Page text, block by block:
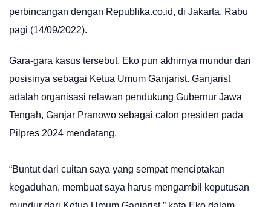
perbincangan dengan Republika.co.id, di Jakarta, Rabu
pagi (14/09/2022).
Gara-gara kasus tersebut, Eko pun akhirnya mundur dari
posisinya sebagai Ketua Umum Ganjarist. Ganjarist
adalah organisasi relawan pendukung Gubernur Jawa
Tengah, Ganjar Pranowo sebagai calon presiden pada
Pilpres 2024 mendatang.
“Buntut dari cuitan saya yang sempat menciptakan
kegaduhan, membuat saya harus mengambil keputusan